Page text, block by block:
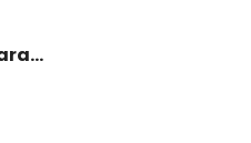
Artículo Para Maqueta Gama Zoologico Chico